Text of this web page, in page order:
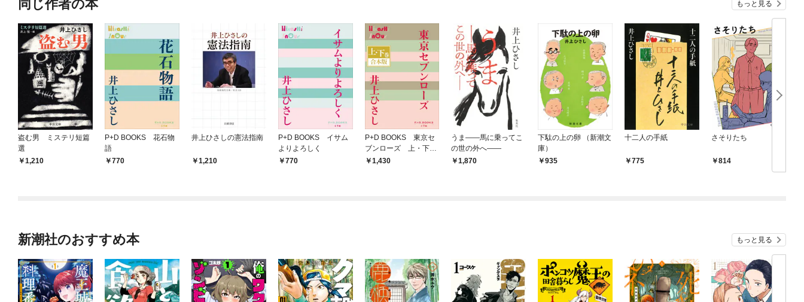
同じ作者の本 もっと見る
盗む男 ミステリ短篇
選
1,210
P+D BOOKS 花石物
語
770
井上ひさしの憲法指南
1,210
P+D BOOKS イサム
よりよろしく
770
P+D BOOKS 東京セ
ブンローズ 上・下
巻 合本版
1,430
うま――馬に乗ってこ
の世の外へ――
1,870
下駄の上の卵 （新潮文
庫）
935
十二人の手紙
775
さそりたち
814
新潮社のおすすめ本 もっと見る